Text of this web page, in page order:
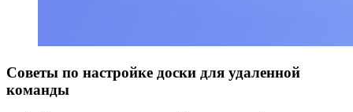
Советы по настройке доски для удаленной
команды